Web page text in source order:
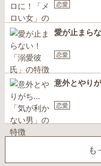
恋愛
愛が止まら
恋愛
意外とやり
恋愛
も